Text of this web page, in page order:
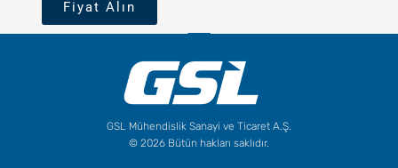
Fiyat Alın
GSL Mühendislik Sanayi ve Ticaret A.Ş.
© 2026 Bütün hakları saklıdır.